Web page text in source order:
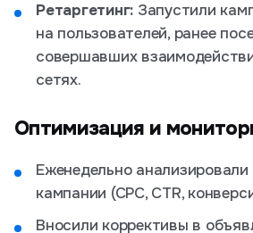
Ретаргетинг: Запустили
на пользователей, ранее
совершавших
сетях.
Оптимизация и
Еженедельно анализировали
кампании (CPC, CTR,
Вносили коррективы в